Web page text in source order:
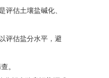
估土壤盐碱化、
评估盐分水平，避
。